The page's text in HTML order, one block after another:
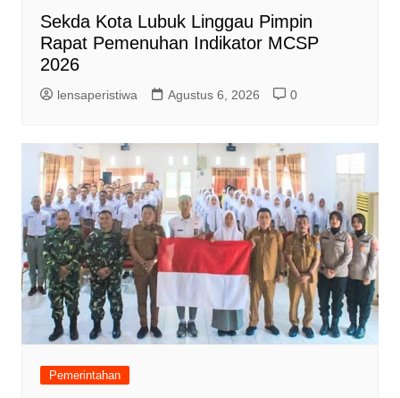
Sekda Kota Lubuk Linggau Pimpin
Rapat Pemenuhan Indikator MCSP
2026
lensaperistiwa Agustus 6, 2026 0
Pemerintahan